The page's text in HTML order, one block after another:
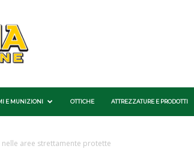
E MUNIZIONI OTTICHE ATTREZZATURE E PRODOTTI
aree strettamente protette